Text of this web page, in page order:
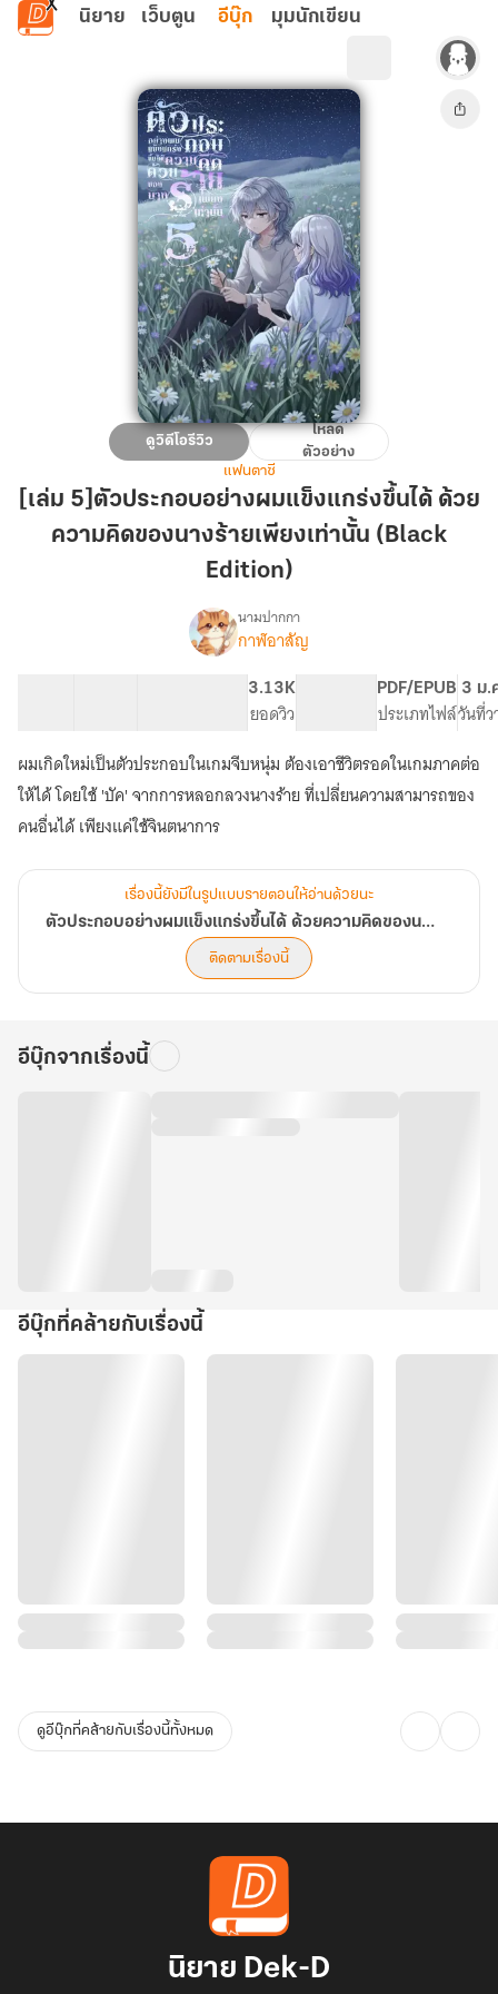
ข้ามไปยังเนื้อหาหลัก
นิยาย เว็บตูน อีบุ๊ก มุมนักเขียน
[เล่ม
5]ตัวประกอบ
อย่าง
แข็งแกร่ง
ร้าย
(Black
Edition)
ดูวิดีโอรีวิว
โหลด
ตัวอย่าง
แฟนตาซี
[เล่ม 5]ตัวประกอบอย่างผมแข็งแกร่งขึ้นได้ ด้วย
ความคิดของนางร้ายเพียงเท่านั้น (Black
Edition)
เรื่อง
ตัวประกอบ
อย่าง
ผม
แข็งแกร่ง
ขึ้น
ได้
ด้วย
นาง
ร้าย
เพียง
เท่านั้น
นามปากกา
กาฬอาสัญ
3.13K
ยอดวิว
PDF/EPUB
ประเภทไฟล์
3 ม.
วันที่ว
ผมเกิดใหม่เป็นตัวประกอบในเกมจีบหนุ่ม ต้องเอาชีวิตรอดในเกมภาคต่อ
ให้ได้ โดยใช้ 'บัค' จากการหลอกลวงนางร้าย ที่เปลี่ยนความสามารถของ
คนอื่นได้ เพียงแค่ใช้จินตนาการ
เรื่องนี้ยังมีในรูปแบบรายตอนให้อ่านด้วยนะ
ตัวประกอบอย่างผมแข็งแกร่งขึ้นได้ ด้วยความคิดของนางร้ายเพียงเท่านั้น
ติดตามเรื่องนี้
อีบุ๊กจากเรื่องนี้
อีบุ๊กที่คล้ายกับเรื่องนี้
ดูอีบุ๊กที่คล้ายกับเรื่องนี้ทั้งหมด
นิยาย Dek-D